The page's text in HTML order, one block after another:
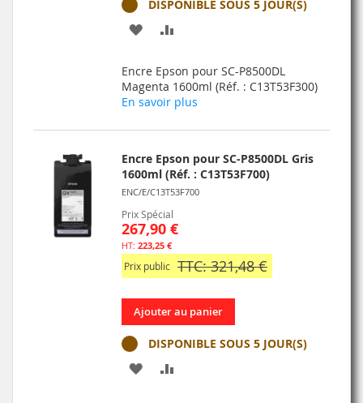
DISPONIBLE SOUS 5 JOUR(S)
AJOUTER
MA
COMPARATEUR
Encre Epson pour SC-P8500DL
Magenta 1600ml (Réf. : C13T53F300)
En savoir plus
Encre Epson pour SC-P8500DL Gris
1600ml (Réf. : C13T53F700)
ENC/E/C13T53F700
Prix Spécial
267,90 €
223,25 €
Prix public TTC: 321,48 €
Ajouter au panier
DISPONIBLE SOUS 5 JOUR(S)
AJOUTER